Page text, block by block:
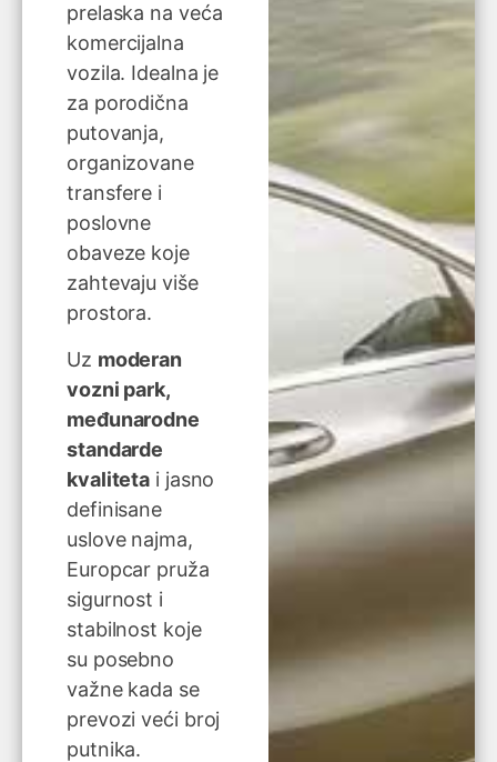
prelaska na veća
komercijalna
vozila. Idealna je
za porodična
putovanja,
organizovane
transfere i
poslovne
obaveze koje
zahtevaju više
prostora.
Uz moderan
vozni park,
međunarodne
standarde
kvaliteta i jasno
definisane
uslove najma,
Europcar pruža
sigurnost i
stabilnost koje
su posebno
važne kada se
prevozi veći broj
putnika.